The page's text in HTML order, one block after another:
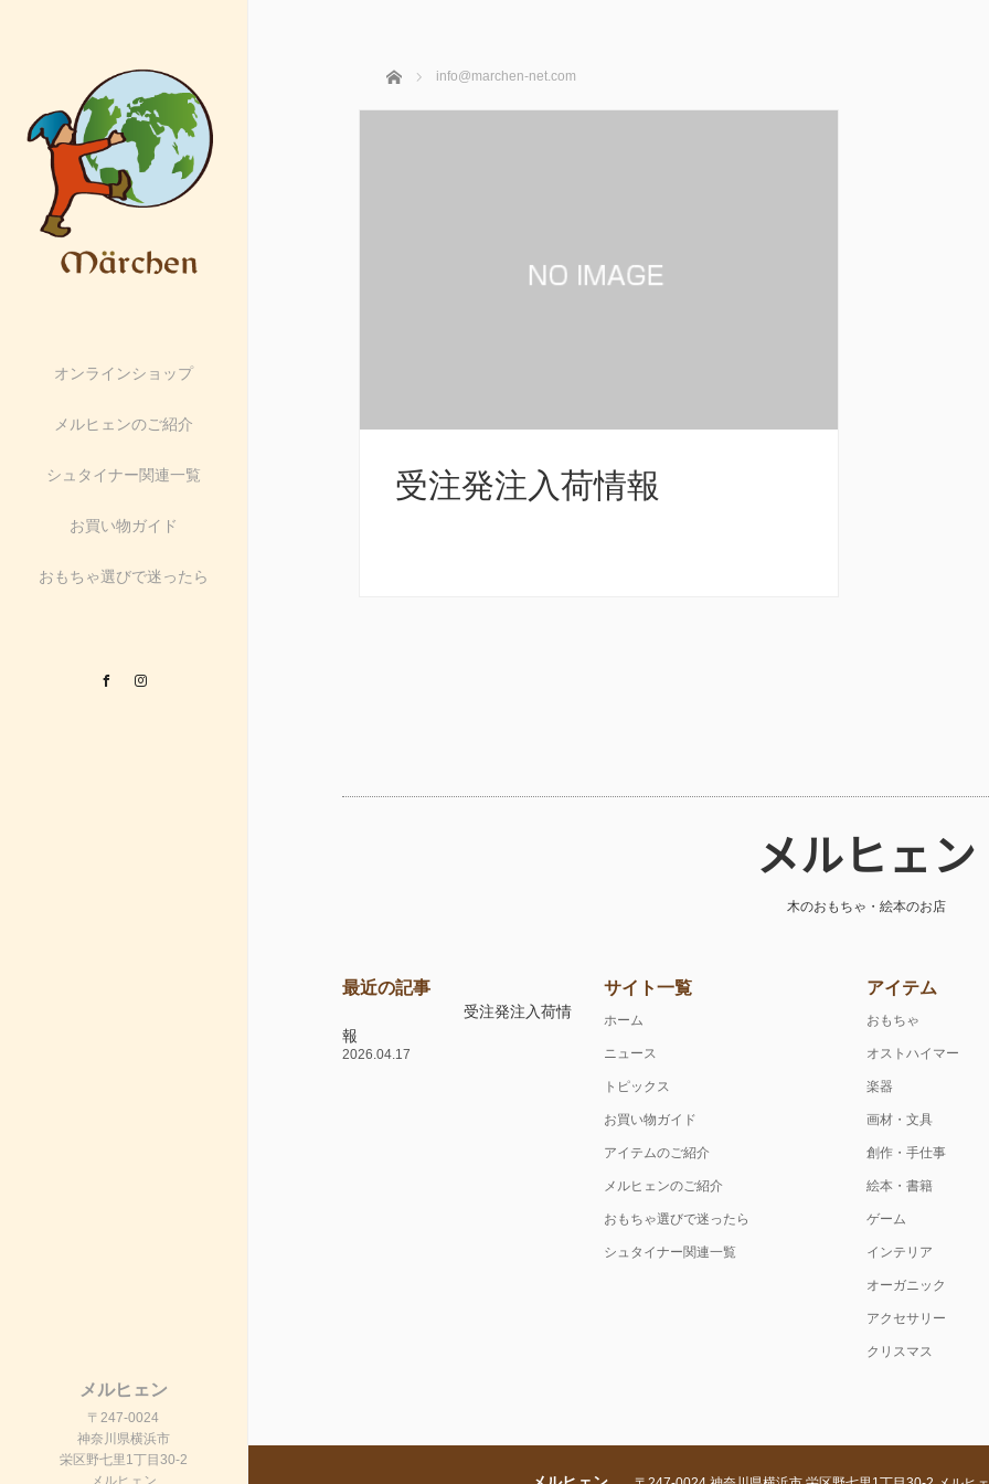
オンラインショップ
メルヒェンのご紹介
シュタイナー関連一覧
お買い物ガイド
おもちゃ選びで迷ったら
Facebook
メルヒェン
〒247-0024
神奈川県横浜市
栄区野七里1丁目30-2
メルヒェン
ホーム info@marchen-net.com
受注発注入荷情報
メルヒェン
木のおもちゃ・絵本のお店
最近の記事
受注発注入荷情
報
2026.04.17
サイト一覧
ホーム
ニュース
トピックス
お買い物ガイド
アイテムのご紹介
メルヒェンのご紹介
おもちゃ選びで迷ったら
シュタイナー関連一覧
アイテム
おもちゃ
オストハイマー
楽器
画材・文具
創作・手仕事
絵本・書籍
ゲーム
インテリア
オーガニック
アクセサリー
クリスマス